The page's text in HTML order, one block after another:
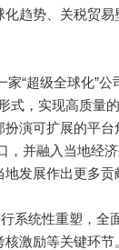
趋势、关税贸
“超级全球化”公
式，实现高质量
演可扩展的平
，并融入当地经
发展作出更多贡
系统性重塑，全
激励等关键环